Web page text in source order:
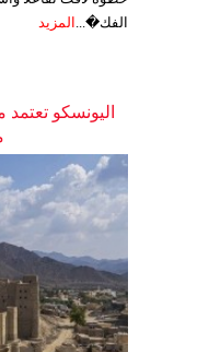
الفك�... المزيد
اليونسكو